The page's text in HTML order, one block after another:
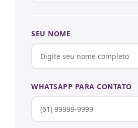
SEU NOME
WHATSAPP PARA CONTATO